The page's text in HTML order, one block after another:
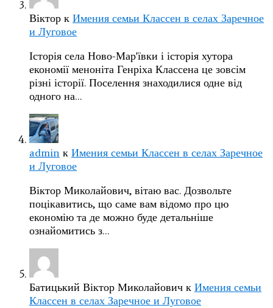
Віктор к Имения семьи Классен в селах Заречное
и Луговое
Історія села Ново-Мар'ївки і історія хутора
економії меноніта Генріха Классена це зовсім
різні історії. Поселення знаходилися одне від
одного на…
admin к Имения семьи Классен в селах Заречное
и Луговое
Віктор Миколайович, вітаю вас. Дозвольте
поцікавитись, що саме вам відомо про цю
економію та де можно буде детальніше
ознайомитись з…
Батицький Віктор Миколайович к Имения семьи
Классен в селах Заречное и Луговое